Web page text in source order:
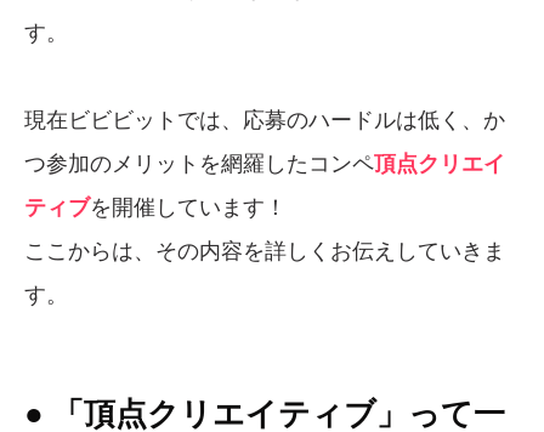
す。
現在ビビビットでは、応募のハードルは低く、か
つ参加のメリットを網羅したコンペ頂点クリエイ
ティブを開催しています！
ここからは、その内容を詳しくお伝えしていきま
す。
● 「頂点クリエイティブ」って一